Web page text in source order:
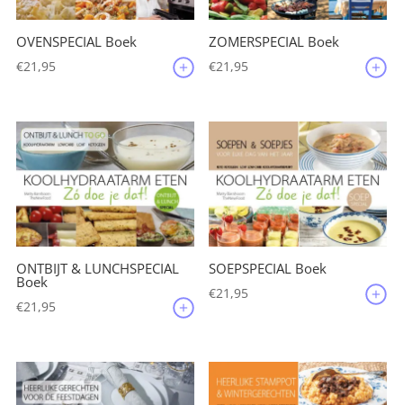
OVENSPECIAL Boek
€21,95
ZOMERSPECIAL Boek
€21,95
ONTBIJT & LUNCHSPECIAL
Boek
€21,95
SOEPSPECIAL Boek
€21,95